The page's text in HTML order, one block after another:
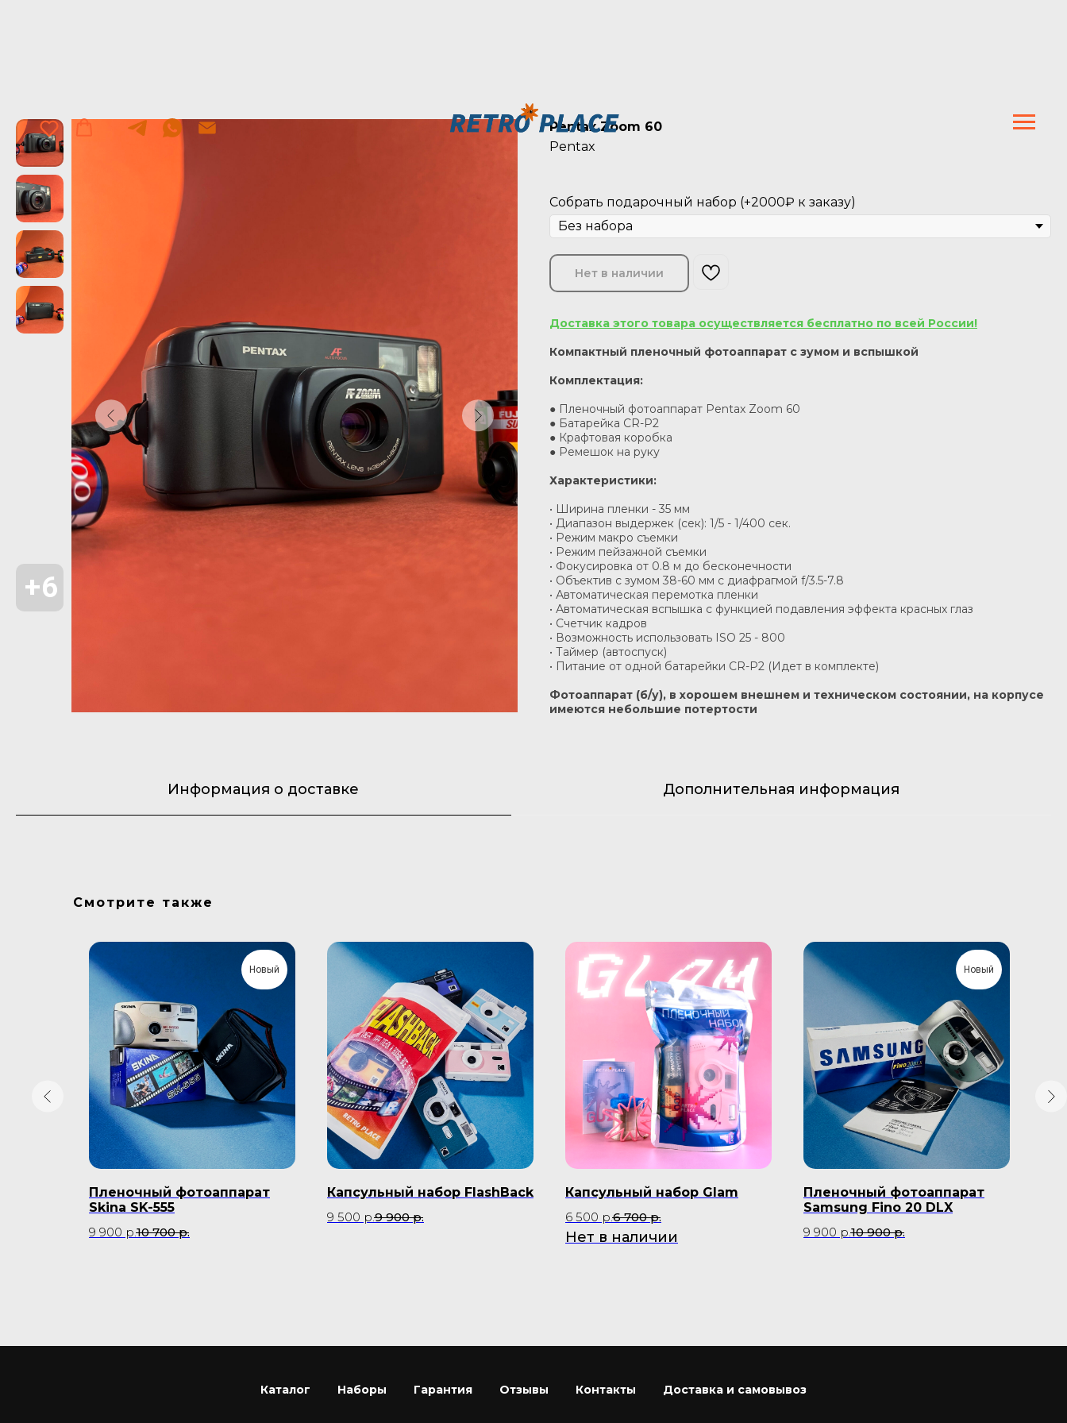
Pentax Zoom 60
Pentax
Собрать подарочный набор (+2000₽ к заказу)
Нет в наличии
Доставка этого товара осуществляется бесплатно по всей России!
Компактный пленочный фотоаппарат с зумом и вспышкой
Комплектация:
● Пленочный фотоаппарат Pentax Zoom 60
● Батарейка CR-P2
● Крафтовая коробка
● Ремешок на руку
Характеристики:
• Ширина пленки - 35 мм
• Диапазон выдержек (сек): 1/5 - 1/400 сек.
• Режим макро съемки
• Режим пейзажной съемки
• Фокусировка от 0.8 м до бесконечности
• Объектив с зумом 38-60 мм с диафрагмой f/3.5-7.8
• Автоматическая перемотка пленки
• Автоматическая вспышка с функцией подавления эффекта красных глаз
• Счетчик кадров
• Возможность использовать ISO 25 - 800
• Таймер (автоспуск)
• Питание от одной батарейки CR-P2 (Идет в комплекте)
Фотоаппарат (б/у), в хорошем внешнем и техническом состоянии, на корпусе
имеются небольшие потертости
Информация о доставке Дополнительная информация
Смотрите также
Новый
Пленочный фотоаппарат
Skina SK-555
9 900 р.10 700 р.
Капсульный набор FlashBack
9 500 р.9 900 р.
Капсульный набор Glam
6 500 р.6 700 р.
Нет в наличии
Новый
Пленочный фотоаппарат
Samsung Fino 20 DLX
9 900 р.10 900 р.
Каталог Наборы Гарантия Отзывы Контакты Доставка и самовывоз